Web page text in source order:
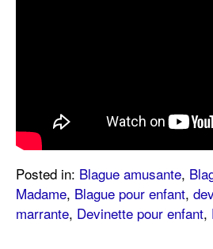
Posted in: Blague amusante,
Madame, Blague pour enfant,
marrante, Devinette pour enfant,